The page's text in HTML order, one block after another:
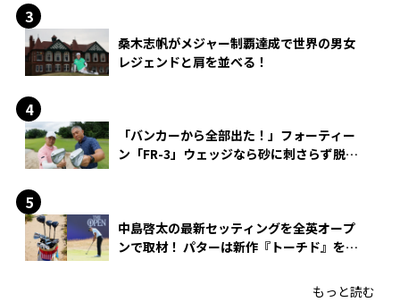
桑木志帆がメジャー制覇達成で世界の男女
レジェンドと肩を並べる！
「バンカーから全部出た！」フォーティー
ン「FR-3」ウェッジなら砂に刺さらず脱出
中島啓太の最新セッティングを全英オープ
ンで取材！ パターは新作『トーチド』を投
もっと読む